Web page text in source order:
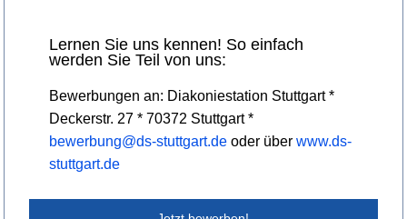
Lernen Sie uns kennen! So einfach
werden Sie Teil von uns:
Bewerbungen an: Diakoniestation Stuttgart *
Deckerstr. 27 * 70372 Stuttgart *
bewerbung@ds-stuttgart.de oder überwww.ds-
stuttgart.de